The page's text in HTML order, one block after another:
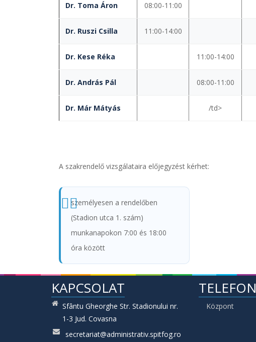
Dr. Toma Áron 08:00-11:00
Dr. Ruszi Csilla 11:00-14:00
Dr. Kese Réka 11:00-14:00
Dr. András Pál 08:00-11:00
Dr. Már Mátyás /td>
A szakrendelő vizsgálataira előjegyzést kérhet:
személyesen a rendelőben
(Stadion utca 1. szám)
munkanapokon 7:00 és 18:00
óra között
KAPCSOLAT
Sfântu Gheorghe Str. Stadionului nr.
1-3 Jud. Covasna
secretariat@administrativ.spitfog.ro
TELEFON
Központ